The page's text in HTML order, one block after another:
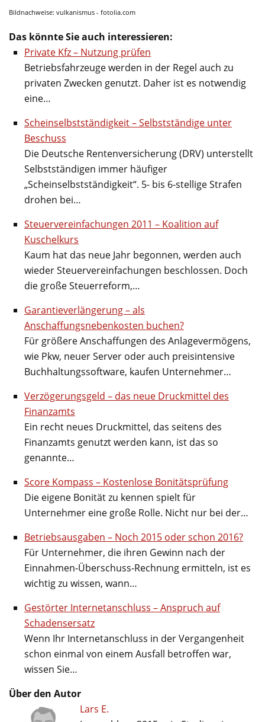
Bildnachweise: vulkanismus - fotolia.com
Das könnte Sie auch interessieren:
Private Kfz – Nutzung prüfen
Betriebsfahrzeuge werden in der Regel auch zu
privaten Zwecken genutzt. Daher ist es notwendig
eine…
Scheinselbstständigkeit – Selbstständige unter
Beschuss
Die Deutsche Rentenversicherung (DRV) unterstellt
Selbstständigen immer häufiger
„Scheinselbstständigkeit“. 5- bis 6-stellige Strafen
drohen bei…
Steuervereinfachungen 2011 – Koalition auf
Kuschelkurs
Kaum hat das neue Jahr begonnen, werden auch
wieder Steuervereinfachungen beschlossen. Doch
die große Steuerreform,…
Garantieverlängerung – als
Anschaffungsnebenkosten buchen?
Für größere Anschaffungen des Anlagevermögens,
wie Pkw, neuer Server oder auch preisintensive
Buchhaltungssoftware, kaufen Unternehmer…
Verzögerungsgeld – das neue Druckmittel des
Finanzamts
Ein recht neues Druckmittel, das seitens des
Finanzamts genutzt werden kann, ist das so
genannte…
Score Kompass – Kostenlose Bonitätsprüfung
Die eigene Bonität zu kennen spielt für
Unternehmer eine große Rolle. Nicht nur bei der…
Betriebsausgaben – Noch 2015 oder schon 2016?
Für Unternehmer, die ihren Gewinn nach der
Einnahmen-Überschuss-Rechnung ermitteln, ist es
wichtig zu wissen, wann…
Gestörter Internetanschluss – Anspruch auf
Schadensersatz
Wenn Ihr Internetanschluss in der Vergangenheit
schon einmal von einem Ausfall betroffen war,
wissen Sie…
Über den Autor
Lars E.